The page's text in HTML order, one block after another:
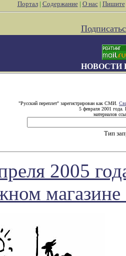
Портал| Содержание| О нас| Пишите
НОВОСТИ
"Русский переплет" зарегистрирован как СМИ.
5 февраля 2001 года.
материалов
Тип
2005